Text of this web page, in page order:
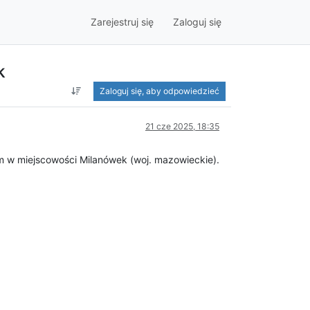
Zarejestruj się Zaloguj się
Zaloguj się, aby odpowiedzieć
21 cze 2025, 18:35
miejscowości Milanówek (woj. mazowieckie).